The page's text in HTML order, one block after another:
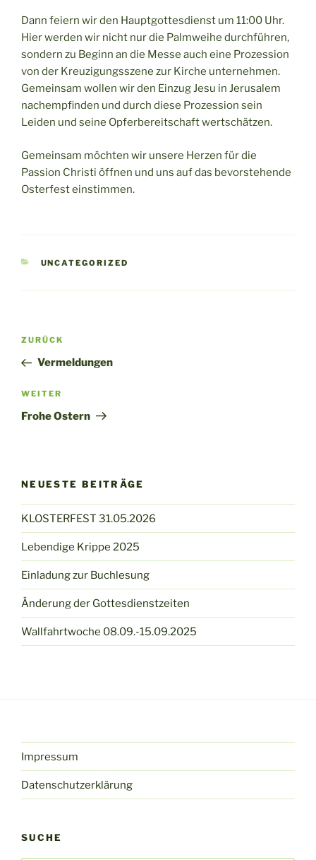
Dann feiern wir den Hauptgottesdienst um 11:00 Uhr.
Hier werden wir nicht nur die Palmweihe durchführen,
sondern zu Beginn an die Messe auch eine Prozession
von der Kreuzigungsszene zur Kirche unternehmen.
Gemeinsam wollen wir den Einzug Jesu in Jerusalem
nachempfinden und durch diese Prozession sein
Leiden und seine Opferbereitschaft wertschätzen.
Gemeinsam möchten wir unsere Herzen für die
Passion Christi öffnen und uns auf das bevorstehende
Osterfest einstimmen.
KATEGORIEN
UNCATEGORIZED
Beitragsnavigation
Vorheriger
Beitrag
ZURÜCK
Vermeldungen
Nächster
Beitrag
WEITER
Frohe Ostern
NEUESTE BEITRÄGE
KLOSTERFEST 31.05.2026
Lebendige Krippe 2025
Einladung zur Buchlesung
Änderung der Gottesdienstzeiten
Wallfahrtwoche 08.09.-15.09.2025
Impressum
Datenschutzerklärung
SUCHE